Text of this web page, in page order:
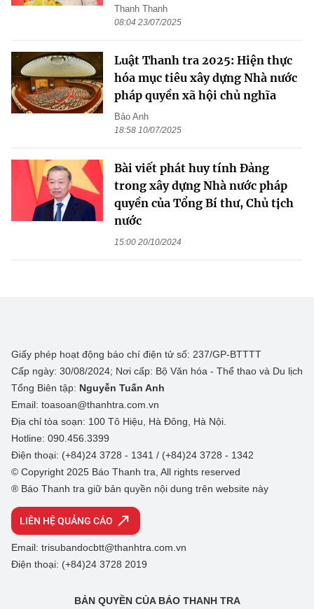
Thanh Thanh
08:04 23/07/2025
Luật Thanh tra 2025: Hiện thực
hóa mục tiêu xây dựng Nhà nước
pháp quyền xã hội chủ nghĩa
Bảo Anh
18:58 10/07/2025
Bài viết phát huy tính Đảng
trong xây dựng Nhà nước pháp
quyền của Tổng Bí thư, Chủ tịch
nước
15:00 20/10/2024
Giấy phép hoạt động báo chí điện tử số: 237/GP-BTTTT
Cấp ngày: 30/08/2024; Nơi cấp: Bộ Văn hóa - Thể thao và Du lịch
Tổng Biên tập: Nguyễn Tuấn Anh
Email: toasoan@thanhtra.com.vn
Địa chỉ tòa soạn: 100 Tô Hiệu, Hà Đông, Hà Nội.
Hotline: 090.456.3399
Điện thoại: (+84)24 3728 - 1341 / (+84)24 3728 - 1342
© Copyright 2025 Báo Thanh tra, All rights reserved
® Báo Thanh tra giữ bản quyền nội dung trên website này
LIÊN HỆ QUẢNG CÁO
Email: trisubandocbtt@thanhtra.com.vn
Điện thoại: (+84)24 3728 2019
BẢN QUYỀN CỦA BÁO THANH TRA